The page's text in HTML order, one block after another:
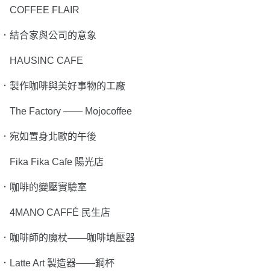
COFFEE FLAIR
． 結合家與公司的意象
HAUSINC CAFE
． 製作咖啡與美好事物的工廠
The Factory —— Mojocoffee
． 宛如置身北歐的午後
Fika Fika Cafe 陽光店
．咖啡的變壓實驗室
4MANO CAFFÉ 民生店
．咖啡師的魔杖——咖啡填壓器
．Latte Art 製造器——鋼杯